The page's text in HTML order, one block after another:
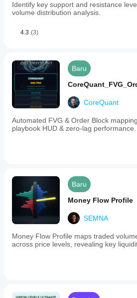
Identify key support and resistance
volume distribution analysis.
4.3 (3)
Baru
CoreQuant
Automated FVG & Order Block
playbook HUD & zero-lag performance.
Baru
Money Flow Profile
SEMNA
Money Flow Profile maps traded
across price levels, revealing key